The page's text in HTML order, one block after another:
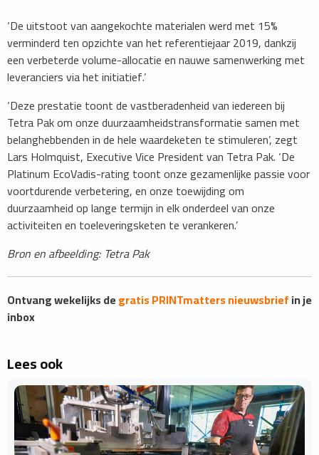
​‘De uitstoot van aangekochte materialen werd met 15%
verminderd ten opzichte van het referentiejaar 2019, dankzij
een verbeterde volume-allocatie en nauwe samenwerking met
leveranciers via het initiatief.’
‘Deze prestatie toont de vastberadenheid van iedereen bij
Tetra Pak om onze duurzaamheidstransformatie samen met
belanghebbenden in de hele waardeketen te stimuleren’, zegt
Lars Holmquist, Executive Vice President van Tetra Pak. ‘De
Platinum EcoVadis-rating toont onze gezamenlijke passie voor
voortdurende verbetering, en onze toewijding om
duurzaamheid op lange termijn in elk onderdeel van onze
activiteiten en toeleveringsketen te verankeren.’
Bron en afbeelding: Tetra Pak
Ontvang wekelijks degratis PRINTmatters nieuwsbriefin je
inbox
Lees ook